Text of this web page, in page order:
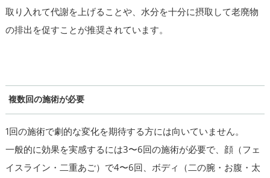
取り入れて代謝を上げることや、水分を十分に摂取して老廃物
の排出を促すことが推奨されています。
複数回の施術が必要
1回の施術で劇的な変化を期待する方には向いていません。
一般的に効果を実感するには3〜6回の施術が必要で、顔（フェ
イスライン・二重あご）で4〜6回、ボディ（二の腕・お腹・太